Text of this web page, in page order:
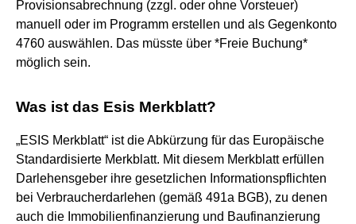
Provisionsabrechnung (zzgl. oder ohne Vorsteuer)
manuell oder im Programm erstellen und als Gegenkonto
4760 auswählen. Das müsste über *Freie Buchung*
möglich sein.
Was ist das Esis Merkblatt?
„ESIS Merkblatt“ ist die Abkürzung für das Europäische
Standardisierte Merkblatt. Mit diesem Merkblatt erfüllen
Darlehensgeber ihre gesetzlichen Informationspflichten
bei Verbraucherdarlehen (gemäß 491a BGB), zu denen
auch die Immobilienfinanzierung und Baufinanzierung